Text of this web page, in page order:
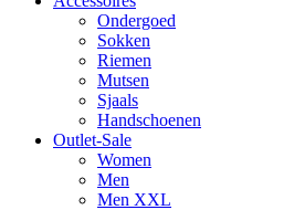
Ondergoed
Sokken
Riemen
Mutsen
Sjaals
Handschoenen
Outlet-Sale
Women
Men
Men XXL